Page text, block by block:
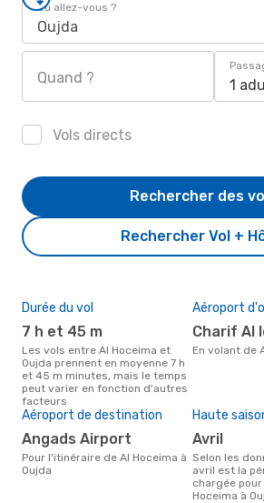
Où allez-vous ?
Oujda
Quand ? 1
Vols directs
Rechercher Vol +
Rechercher des
Durée du vol
7 h et 45 m
Les vols entre Al Hoceima et
Oujda prennent en moyenne 7 h
et 45 m minutes, mais le temps
peut varier en fonction d'autres
facteurs
Aéroport
Charif
En volant de
Aéroport de destination
Angads Airport
Pour l'itinéraire de Al Hoceima à
Oujda
Haute
avril
Selon les données de recherche,
avril est la
chargée
Hoceima à